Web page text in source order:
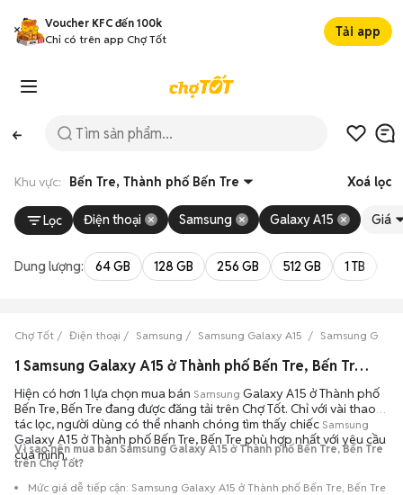
Voucher KFC đến 100k
Chỉ có trên app Chợ Tốt
Tải app
Khu vực: Bến Tre, Thành phố Bến Tre Xoá lọc
Lọc Điện thoại Samsung Galaxy A15 Giá
Dung lượng: 64 GB 128 GB 256 GB 512 GB 1 TB
Chợ Tốt Điện thoại Samsung Samsung Galaxy A15 Samsung
1 Samsung Galaxy A15 ở Thành phố Bến Tre, Bến Tre máy bền đẹp đang bán 08/2026
Hiện có hơn 1 lựa chọn mua bán Samsung Galaxy A15 ở Thành phố
Bến Tre, Bến Tre đang được đăng tải trên Chợ Tốt. Chỉ với vài thao
tác lọc, người dùng có thể nhanh chóng tìm thấy chiếc Samsung
Galaxy A15 ở Thành phố Bến Tre, Bến Tre phù hợp nhất với yêu cầu
của mình.
Vì sao nên mua bán Samsung Galaxy A15 ở Thành phố Bến Tre, Bến Tre
trên Chợ Tốt?
Mức giá dễ tiếp cận: Samsung Galaxy A15 ở Thành phố Bến Tre, Bến Tre